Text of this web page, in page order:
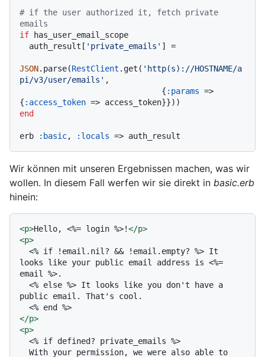
# if the user authorized it, fetch private
emails
if has_user_email_scope
  auth_result[
'private_emails' ] =
JSON.parse(RestClient .get( 'http(s)://HOSTNAME/a
pi/v3/user/emails' ,
                              {
:params =>
{ :access_token
end
erb :basic, :locals
Wir können mit unseren Ergebnissen machen, was wir
wollen. In diesem Fall werfen wir sie direkt in basic.erb
hinein:
<p>Hello, <%= login %>!</p>
<p>
looks like your public email address is <%=
email %>.
public email. That's cool.
</p>
<p>